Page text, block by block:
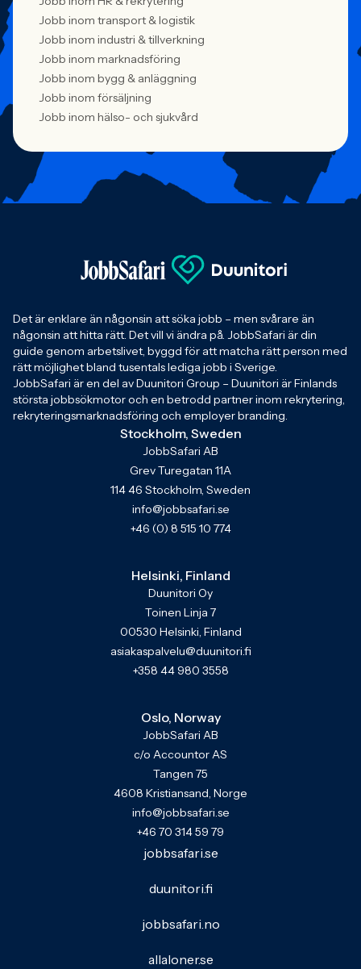
Jobb inom transport & logistik
Jobb inom industri & tillverkning
Jobb inom marknadsföring
Jobb inom bygg & anläggning
Jobb inom försäljning
Jobb inom hälso- och sjukvård
Det är enklare än någonsin att söka jobb – men svårare än
någonsin att hitta rätt. Det vill vi ändra på. JobbSafari är din
guide genom arbetslivet, byggd för att matcha rätt person med
rätt möjlighet bland tusentals lediga jobb i Sverige.
JobbSafari är en del av Duunitori Group – Duunitori är Finlands
största jobbsökmotor och en betrodd partner inom rekrytering,
rekryteringsmarknadsföring och employer branding.
Stockholm, Sweden
JobbSafari AB
Grev Turegatan 11A
114 46 Stockholm, Sweden
info@jobbsafari.se
+46 (0) 8 515 10 774
Helsinki, Finland
Duunitori Oy
Toinen Linja 7
00530 Helsinki, Finland
asiakaspalvelu@duunitori.fi
+358 44 980 3558
Oslo, Norway
JobbSafari AB
c/o Accountor AS
Tangen 75
4608 Kristiansand, Norge
info@jobbsafari.se
+46 70 314 59 79
jobbsafari.se
duunitori.fi
jobbsafari.no
allaloner.se